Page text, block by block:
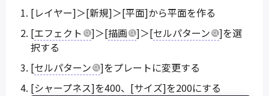
[レイヤー]＞[新規]＞[平面]から平面を作る
[エフェクト ]＞[描画 ]＞[セルパターン
]を選
択する
[セルパターン
]をプレートに変更する
[シャープネス]を400、[サイズ]を200にする